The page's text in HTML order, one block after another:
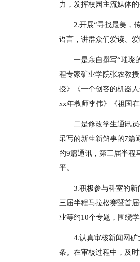
力，发挥校园主流媒体
2.开展“寻找最美，
语言，讲群众们爱读、
一是亲自撰写“璀璨
程专家矿业学院张农教
授》《一个创客的机器
xx年教师李伟》《祖国
二是修改学生通讯
采写的新生新鲜事的7篇
的9篇通讯，第三届半程
平。
3.积极参与科室的
三届半程马拉松赛暨首
业等约10个专题，围绕
4.认真审核新闻网
条。在审核过程中，及